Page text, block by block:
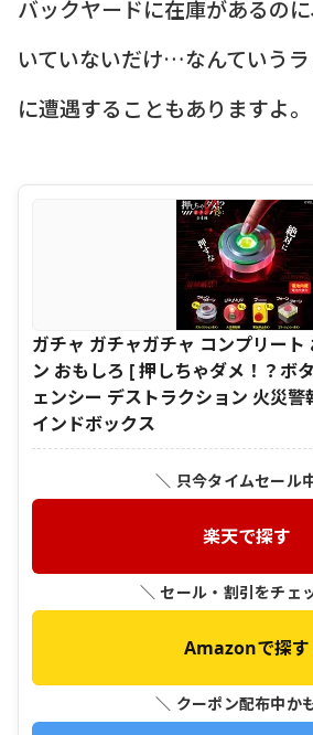
バックヤードに在庫があるの
いていないだけ…なんていう
に遭遇することもありますよ。
ガチャ ガチャガチャ コンプリート
ン おもしろ [ 押しちゃダメ！？ボ
ェンシー デストラクション 火災警
インドボックス
＼ 只今タイムセール
楽天で探す
＼ セール・割引をチェ
Amazonで探す
＼ クーポン配布中か